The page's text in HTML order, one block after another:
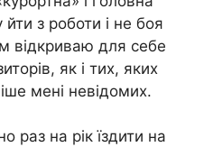
з роботи і не боя
відкриваю для себе
як і тих, яких
мені невідомих.
раз на рік їздити на